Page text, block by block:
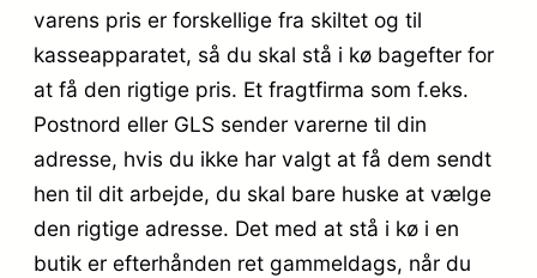
varens pris er forskellige fra skiltet og til
kasseapparatet, så du skal stå i kø bagefter for
at få den rigtige pris. Et fragtfirma som f.eks.
Postnord eller GLS sender varerne til din
adresse, hvis du ikke har valgt at få dem sendt
hen til dit arbejde, du skal bare huske at vælge
den rigtige adresse. Det med at stå i kø i en
butik er efterhånden ret gammeldags, når du